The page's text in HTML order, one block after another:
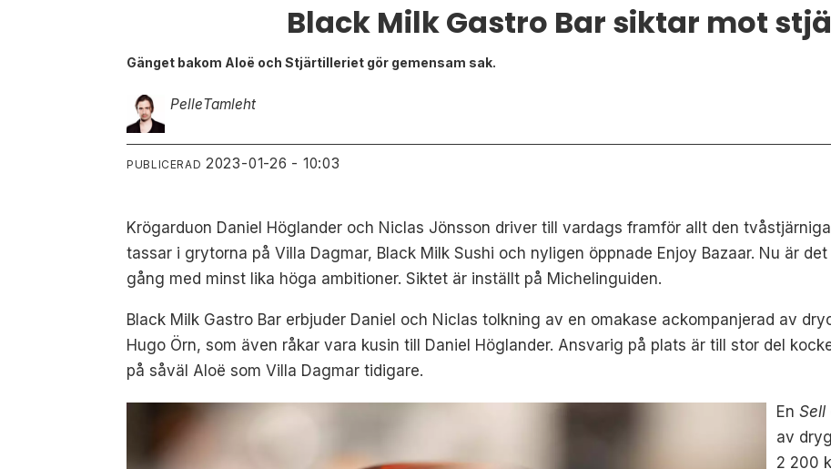
Black Milk Gastro Bar siktar mot
Gänget bakom Aloë och Stjärtilleriet gör gemensam sak.
PelleTamleht
PUBLICERAD 2023-01-26 - 10:03
Krögarduon Daniel Höglander och Niclas Jönsson driver till vardags framför allt den
tassar i grytorna på Villa Dagmar, Black Milk Sushi och nyligen öppnade Enjoy Bazaar. Nu är
gång med minst lika höga ambitioner. Siktet är inställt på Michelinguiden.
Black Milk Gastro Bar erbjuder Daniel och Niclas tolkning av en omakase ackompanjerad av
Hugo Örn, som även råkar vara kusin till Daniel Höglander. Ansvarig på plats är till stor del
på såväl Aloë som Villa Dagmar tidigare.
EnSell
av
2 200